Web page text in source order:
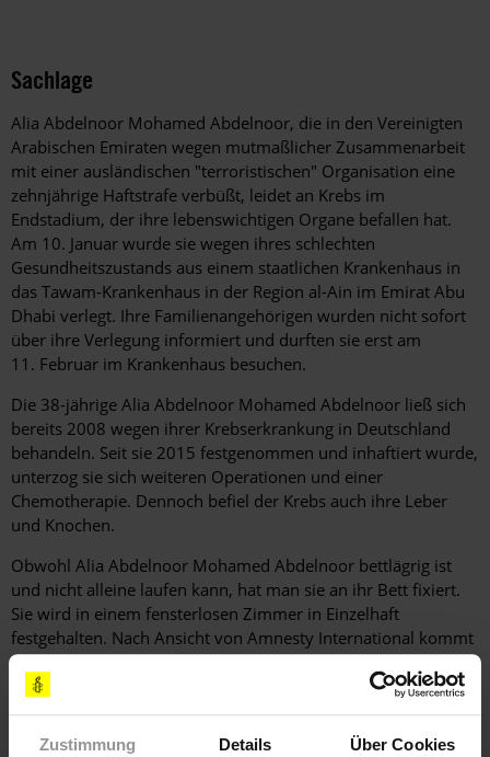
Zustimmung Details Über Cookies
Sachlage
Alia Abdelnoor Mohamed Abdelnoor, die in den Vereinigten
Arabischen Emiraten wegen mutmaßlicher Zusammenarbeit
mit einer ausländischen "terroristischen" Organisation eine
zehnjährige Haftstrafe verbüßt, leidet an Krebs im
Endstadium, der ihre lebenswichtigen Organe befallen hat.
Am 10. Januar wurde sie wegen ihres schlechten
Gesundheitszustands aus einem staatlichen Krankenhaus in
das Tawam-Krankenhaus in der Region al-Ain im Emirat Abu
Dhabi verlegt. Ihre Familienangehörigen wurden nicht sofort
über ihre Verlegung informiert und durften sie erst am
11. Februar im Krankenhaus besuchen.
Die 38-jährige Alia Abdelnoor Mohamed Abdelnoor ließ sich
bereits 2008 wegen ihrer Krebserkrankung in Deutschland
behandeln. Seit sie 2015 festgenommen und inhaftiert wurde,
unterzog sie sich weiteren Operationen und einer
Chemotherapie. Dennoch befiel der Krebs auch ihre Leber
und Knochen.
Obwohl Alia Abdelnoor Mohamed Abdelnoor bettlägrig ist
und nicht alleine laufen kann, hat man sie an ihr Bett fixiert.
Sie wird in einem fensterlosen Zimmer in Einzelhaft
festgehalten. Nach Ansicht von Amnesty International kommt
dies der Folter oder anderer grausamer, unmenschlicher oder
erniedrigender Behandlung oder Strafe gleich. Alia Abdelnoor
Mohamed Abdelnoor hat bereits dreieinhalb Jahre ihrer
Gefängnisstrafe verbüßt und liegt im Sterben.